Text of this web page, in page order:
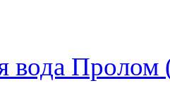
вода Пролом